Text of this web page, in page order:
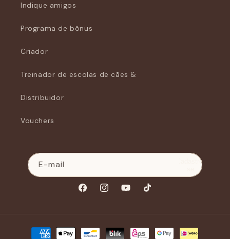
Indique amigos
Programa de bônus
Criador
Treinador de escolas de cães &
Distribuidor
Vouchers
E-mail
Cadastre-
FacebookInstagramYouTubeTikTok
Métodos